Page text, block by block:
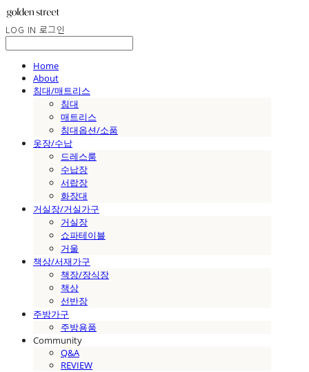
LOG IN 로그인
Home
About
침대/매트리스
침대
매트리스
침대옵션/소품
옷장/수납
드레스룸
수납장
서랍장
화장대
거실장/거실가구
거실장
쇼파테이블
거울
책상/서재가구
책장/장식장
책상
선반장
주방가구
주방용품
Community
Q&A
REVIEW